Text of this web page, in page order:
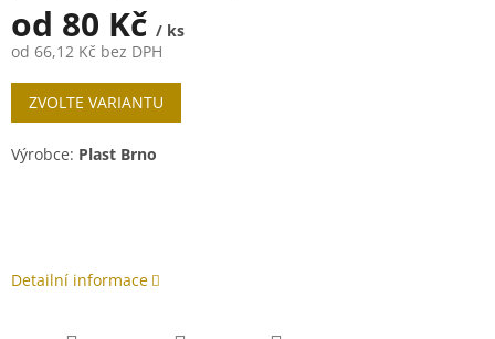
od 80 Kč / ks
od 66,12 Kč bez DPH
Měrná
cena:
ZVOLTE VARIANTU
Výrobce: Plast Brno
Detailní informace